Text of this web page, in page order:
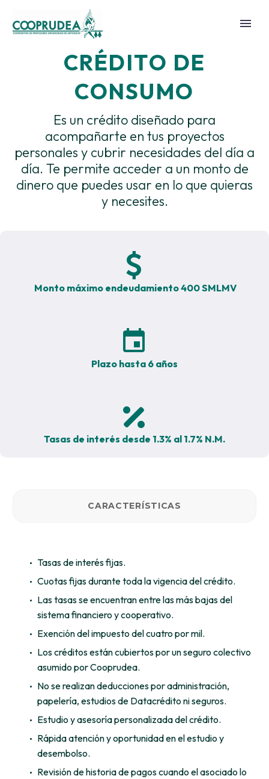
CRÉDITO DE
CONSUMO
Es un crédito diseñado para
acompañarte en tus proyectos
personales y cubrir necesidades del día a
día. Te permite acceder a un monto de
dinero que puedes usar en lo que quieras
y necesites.


Monto máximo endeudamiento 400 SMLMV


Plazo hasta 6 años


Tasas de interés desde 1.3% al 1.7% N.M.
CARACTERÍSTICAS
Tasas de interés fijas.
Cuotas fijas durante toda la vigencia del crédito.
Las tasas se encuentran entre las más bajas del
sistema financiero y cooperativo.
Exención del impuesto del cuatro por mil.
Los créditos están cubiertos por un seguro colectivo
asumido por Cooprudea.
No se realizan deducciones por administración,
papelería, estudios de Datacrédito ni seguros.
Estudio y asesoría personalizada del crédito.
Rápida atención y oportunidad en el estudio y
desembolso.
Revisión de historia de pagos cuando el asociado lo